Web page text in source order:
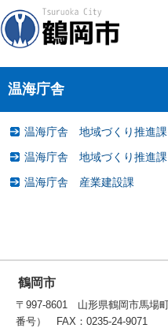
温海庁舎
温海庁舎 地域づくり推進課
温海庁舎 地域づくり推進課
温海庁舎 産業建設課
鶴岡市
〒997-8601 山形県鶴岡市馬場
番号） FAX：0235-24-9071